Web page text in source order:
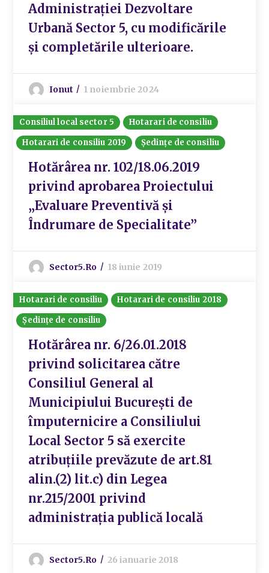
Administrației Dezvoltare
Urbană Sector 5, cu modificările
și completările ulterioare.
Ionut 1 noiembrie 2024
Consiliul local sector 5
Hotarari de consiliu
Hotarari de consiliu 2019
Ședințe de consiliu
Hotărârea nr. 102/18.06.2019
privind aprobarea Proiectului
„Evaluare Preventivă și
Îndrumare de Specialitate”
Sector5.ro 18 iunie 2019
Hotarari de consiliu
Hotarari de consiliu 2018
Ședințe de consiliu
Hotărârea nr. 6/26.01.2018
privind solicitarea către
Consiliul General al
Municipiului București de
împuternicire a Consiliului
Local Sector 5 să exercite
atribuțiile prevăzute de art.81
alin.(2) lit.c) din Legea
nr.215/2001 privind
administrația publică locală
Sector5.ro 26 ianuarie 2018